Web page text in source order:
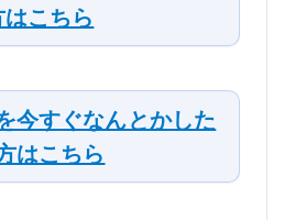
こちら
今すぐなんとかした
はこちら